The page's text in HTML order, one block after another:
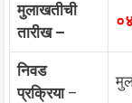
मुलाखतीची
तारीख –
निवड
प्रक्रिया–